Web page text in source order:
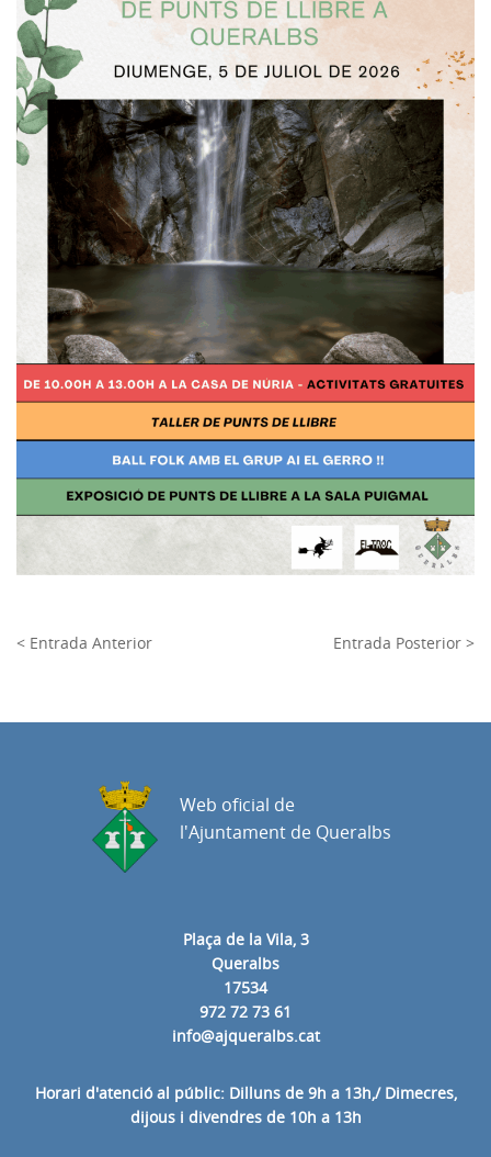
< Entrada Anterior Entrada Posterior >
Plaça de la Vila, 3
Queralbs
17534
972 72 73 61
info@ajqueralbs.cat
Horari d'atenció al públic: Dilluns de 9h a 13h,/ Dimecres,
dijous i divendres de 10h a 13h
Web oficial de
l'Ajuntament de Queralbs